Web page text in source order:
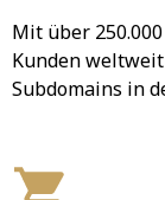
Mit über
Kunden
Subdomains in